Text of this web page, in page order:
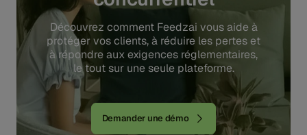
Découvrez comment Feedzai vous aide à
protéger vos clients, à réduire les pertes et
à répondre aux exigences réglementaires,
le tout sur une seule plateforme.
Demander une démo